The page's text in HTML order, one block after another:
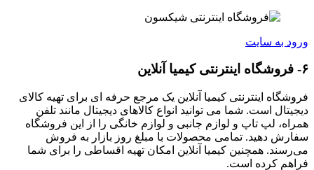
ورود به سایت
۶- فروشگاه اینترنتی کیمیا آنلاین
فروشگاه اینترنتی کیمیا آنلاین یک مرجع حرفه ای برای تهیه کالای
دیجیتال است. شما می توانید انواع کالاهای دیجیتال مانند تلفن
همراه، لپ تاپ و لوازم جانبی و لوازم خانگی را از این فروشگاه
سفارش دهید. تمامی محصولات با مبلغ روز بازار به فروش
می‌رسند. همچنین کیمیا آنلاین امکان تهیه اقساطی را برای شما
فراهم کرده است.